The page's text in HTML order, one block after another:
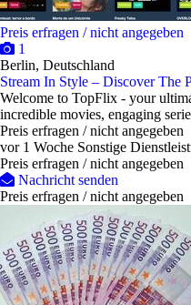
Preis erfragen / nicht angegeben
1
Berlin, Deutschland
Stream In Style – Discover The
Welcome to TopFlix - your
incredible movies, engaging
Preis erfragen / nicht angegeben
vor 1 Woche Sonstige
Preis erfragen / nicht angegeben
Nachricht senden
Preis erfragen / nicht angegeben